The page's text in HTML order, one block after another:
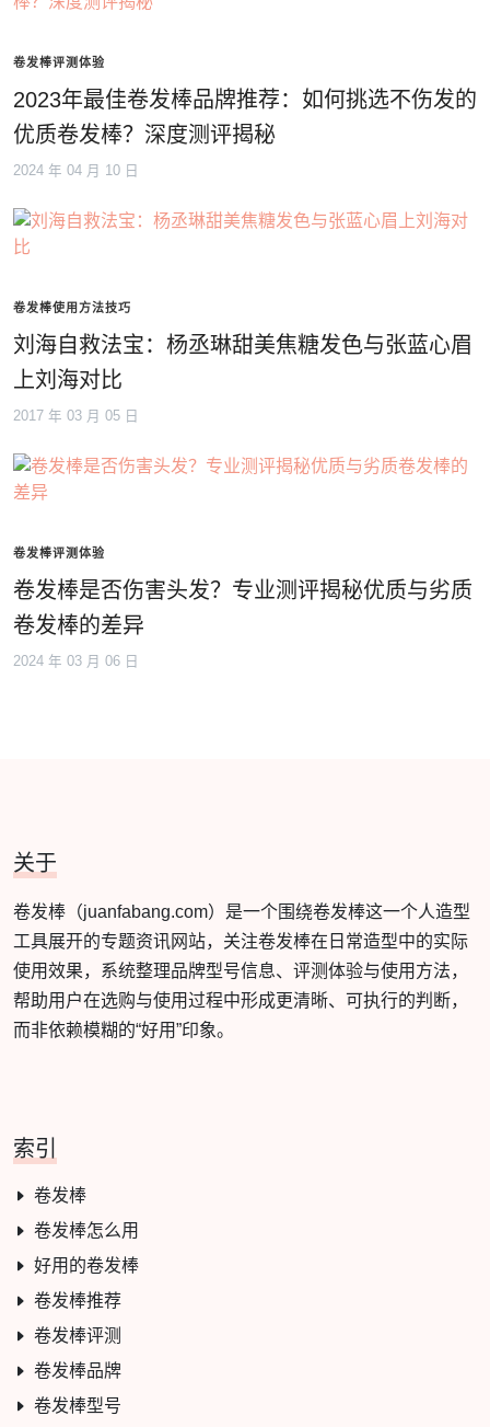
卷发棒评测体验
2023年最佳卷发棒品牌推荐：如何挑选不伤发的
优质卷发棒？深度测评揭秘
2024 年 04 月 10 日
卷发棒使用方法技巧
刘海自救法宝：杨丞琳甜美焦糖发色与张蓝心眉
上刘海对比
2017 年 03 月 05 日
卷发棒评测体验
卷发棒是否伤害头发？专业测评揭秘优质与劣质
卷发棒的差异
2024 年 03 月 06 日
关于
卷发棒（juanfabang.com）是一个围绕卷发棒这一个人造型
工具展开的专题资讯网站，关注卷发棒在日常造型中的实际
使用效果，系统整理品牌型号信息、评测体验与使用方法，
帮助用户在选购与使用过程中形成更清晰、可执行的判断，
而非依赖模糊的“好用”印象。
索引
卷发棒
卷发棒怎么用
好用的卷发棒
卷发棒推荐
卷发棒评测
卷发棒品牌
卷发棒型号